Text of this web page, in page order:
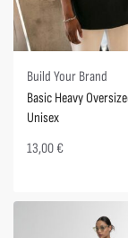
Build Your Brand
Basic Heavy
Unisex
13,00 €